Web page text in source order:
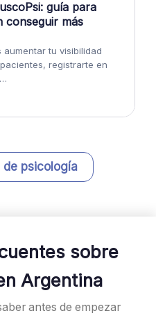
guía para
conseguir más
tu visibilidad
registrarte en
de psicología
sobre
Argentina
antes de empezar